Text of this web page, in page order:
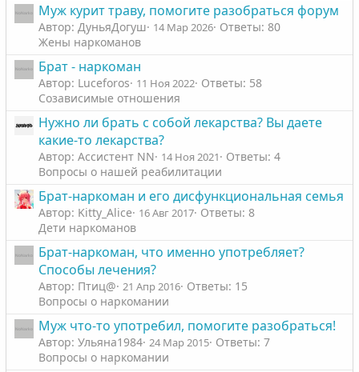
Муж курит траву, помогите разобраться форум
Автор: ДуньяДогуш 14 Мар 2026 Ответы: 80
Жены наркоманов
Брат - наркоман
Автор: Luceforos 11 Ноя 2022 Ответы: 58
Созависимые отношения
Нужно ли брать с собой лекарства? Вы даете
какие-то лекарства?
Автор: Ассистент NN 14 Ноя 2021
Ответы: 4
Вопросы о нашей реабилитации
Брат-наркоман и его дисфункциональная семья
Автор: Kitty_Alice 16 Авг 2017 Ответы: 8
Дети наркоманов
Брат-наркоман, что именно употребляет?
Способы лечения?
Автор: Птиц@ 21 Апр 2016 Ответы: 15
Вопросы о наркомании
Муж что-то употребил, помогите разобраться!
Автор: Ульяна1984 24 Мар 2015 Ответы: 7
Вопросы о наркомании